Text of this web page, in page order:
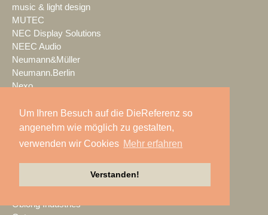
Um Ihren Besuch auf die DieReferenz so
angenehm wie möglich zu gestalten,
verwenden wir Cookies Mehr erfahren
Verstanden!
music & light design
MUTEC
NEC Display Solutions
NEEC Audio
Neumann&Müller
Neumann.Berlin
Nexo
NIEMEIER Event Tools
NIYU.productions
NPB Veranstaltungstechnik
Oblong Industries